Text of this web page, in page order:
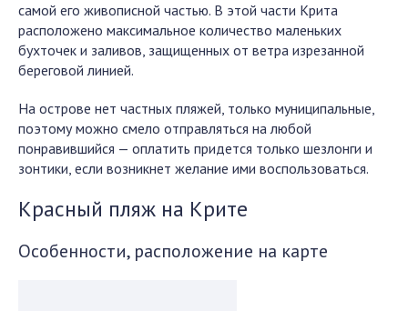
самой его живописной частью. В этой части Крита
расположено максимальное количество маленьких
бухточек и заливов, защищенных от ветра изрезанной
береговой линией.
На острове нет частных пляжей, только муниципальные,
поэтому можно смело отправляться на любой
понравившийся — оплатить придется только шезлонги и
зонтики, если возникнет желание ими воспользоваться.
Красный пляж на Крите
Особенности, расположение на карте